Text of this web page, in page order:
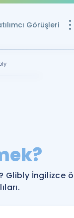
Görüşleri
YDS ve YÖKDİL
Rehberlik Aracı
YDS ve YÖKDİL'e
Tüm ÖSYM
Glibly İngilizce